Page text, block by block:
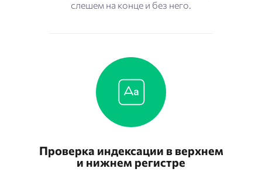
слешем на конце и без него.
Проверка индексации в верхнем
и нижнем регистре